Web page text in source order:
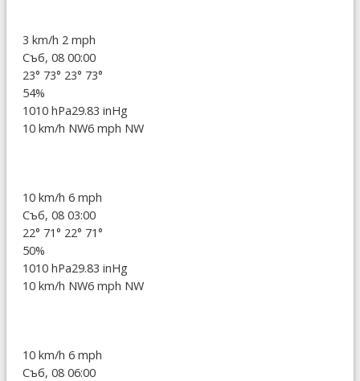
3 km/h 2 mph
Съб, 08 00:00
23° 73° 23° 73°
54%
1010 hPa29.83 inHg
10 km/h NW6 mph NW
10 km/h 6 mph
Съб, 08 03:00
22° 71° 22° 71°
50%
1010 hPa29.83 inHg
10 km/h NW6 mph NW
10 km/h 6 mph
Съб, 08 06:00